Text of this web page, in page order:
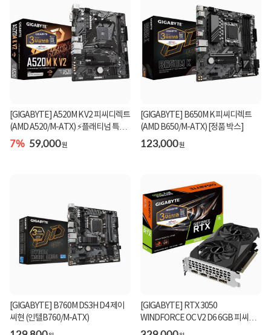
[GIGABYTE] A520M K V2 피씨디렉트
(AMD A520/M-ATX) ⚡플래티넘 특가
⚡
7% 59,000원
[GIGABYTE] B650M K 피씨디렉트
(AMD B650/M-ATX) [정품 박스]
123,000원
[GIGABYTE] B760M DS3H D4 제이
씨현 (인텔B760/M-ATX)
[GIGABYTE] RTX 3050
WINDFORCE OC V2 D6 6GB 피씨디
렉트